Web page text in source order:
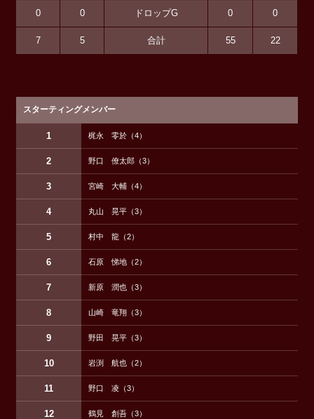
0 0 ドロップG 0 0
7 5 合計 55 22
スターティングメンバー
1 梶永 零於（4）
2 野口 僚太郎（3）
3 宮崎 大輔（4）
4 丸山 晃平（3）
5 村中 龍（2）
6 石原 悌地（2）
7 新原 潤也（3）
8 山崎 竜翔（3）
9 野田 晃平（3）
10 岩渕 航也（2）
11 野口 凌（3）
12 鶴見 創吾（3）